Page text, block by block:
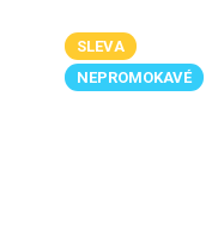
SLEVA
NEPROMOKAVÉ